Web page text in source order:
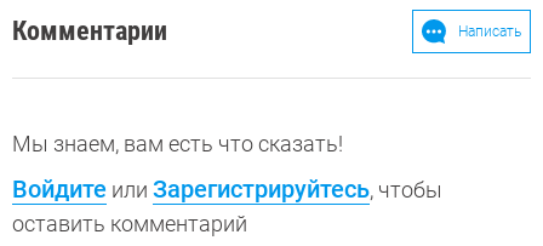
Комментарии Написать
Мы знаем, вам есть что сказать!
Войдите или Зарегистрируйтесь, чтобы
оставить комментарий